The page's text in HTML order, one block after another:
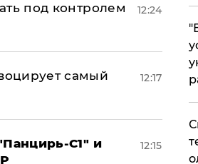
под контролем
12:24
самый
12:17
С1" и
12:15